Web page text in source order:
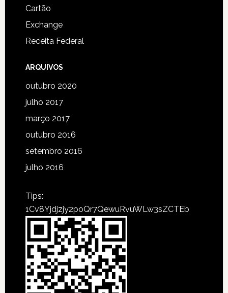
Cartão
Exchange
Receita Federal
ARQUIVOS
outubro 2020
julho 2017
março 2017
outubro 2016
setembro 2016
julho 2016
Tips:
1Cv8Yjdjzjy2poQr7QewuRvuWLw3sZCTEb